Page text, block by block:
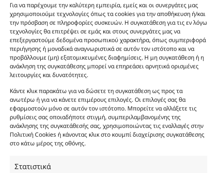
Για να παρέχουμε την καλύτερη εμπειρία, εμείς και οι συνεργάτες μας
χρησιμοποιούμε τεχνολογίες όπως τα cookies για την αποθήκευση ή/και
την πρόσβαση σε πληροφορίες συσκευών. Η συγκατάθεση για τις εν λόγω
τεχνολογίες θα επιτρέψει σε εμάς και στους συνεργάτες μας να
επεξεργαστούμε δεδομένα προσωπικού χαρακτήρα, όπως συμπεριφορά
περιήγησης ή μοναδικά αναγνωριστικά σε αυτόν τον ιστότοπο και να
προβάλλουμε (μη) εξατομικευμένες διαφημίσεις. Η μη συγκατάθεση ή η
ανάκληση της συγκατάθεσης μπορεί να επηρεάσει αρνητικά ορισμένες
λειτουργίες και δυνατότητες.
Κάντε κλικ παρακάτω για να δώσετε τη συγκατάθεση ως προς τα
ανωτέρω ή για να κάνετε επιμέρους επιλογές. Οι επιλογές σας θα
εφαρμοστούν μόνο σε αυτόν τον ιστότοπο. Μπορείτε να αλλάξετε τις
ρυθμίσεις σας οποιαδήποτε στιγμή, συμπεριλαμβανομένης της
ανάκλησης της συγκατάθεσής σας, χρησιμοποιώντας τις εναλλαγές στην
Πολιτική Cookies ή κάνοντας κλικ στο κουμπί διαχείρισης συγκατάθεσης
στο κάτω μέρος της οθόνης.
Στατιστικά
Οι φωτογραφίες των προϊόντων είναι ενδεικτικές
και δεν είναι προς πώληση το εικονιζόμενο προϊόν.
Σκοπός τους είναι η διευκόλυνση της επιλογής σας.
Σε καμία περίπτωση δεν αντιστοιχούν στα
αυθεντικά αρώματα και δεν ανταποκρίνονται στην
πραγματικότητα. Πρόθεση της επιχείρησης μας δεν
είναι η παραπλάνηση και η εξαπάτηση του
καταναλωτή. Όλα μας τα προϊόντα είναι τύπου, σε
αντίστοιχα αυθεντικά γνωστών οίκων. Οι